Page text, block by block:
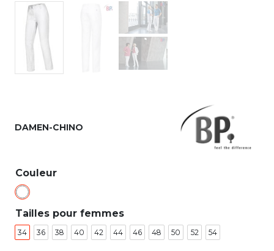
DAMEN-CHINO
Couleur
Tailles pour femmes
34 36 38 40 42 44 46 48 50 52 54